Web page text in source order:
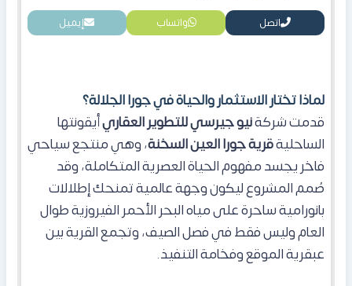
اتصل واتساب إيميل
لماذا تختار الاستثمار والحياة في جورا الجلالة؟
قدمت شركةنيو جيرسي للتطوير العقاريأيقونتها
الساحليةقرية جورا العين السخنة، وهي منتجع سياحي
فاخر يجسد مفهوم الحياة العصرية المتكاملة، وقد
صُمم المشروع ليكون وجهة عالمية تمنحك إطلالات
بانورامية ساحرة على مياه البحر الأحمر الفيروزية طوال
العام وليس فقط في فصل الصيف، وتجمع القرية بين
عبقرية الموقع وفخامة التنفيذ.